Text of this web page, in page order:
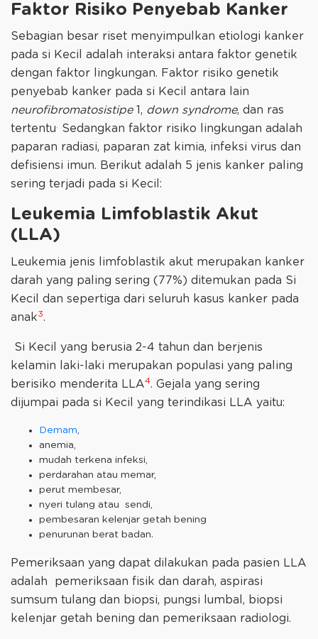
Faktor Risiko Penyebab Kanker
Sebagian besar riset menyimpulkan etiologi kanker
pada si Kecil adalah interaksi antara faktor genetik
dengan faktor lingkungan. Faktor risiko genetik
penyebab kanker pada si Kecil antara lain
neurofibromatosistipe1, down syndrome, dan ras
tertentu
Sedangkan faktor risiko lingkungan adalah
paparan radiasi, paparan zat kimia, infeksi virus dan
defisiensi imun. Berikut adalah 5 jenis kanker paling
sering terjadi pada si Kecil:
Leukemia Limfoblastik Akut
(LLA)
Leukemia jenis limfoblastik akut merupakan kanker
darah yang paling sering (77%) ditemukan pada Si
Kecil dan sepertiga dari seluruh kasus kanker pada
anak3.
Si Kecil yang berusia 2-4 tahun dan berjenis
kelamin laki-laki merupakan populasi yang paling
berisiko menderita LLA4. Gejala yang sering
dijumpai pada si Kecil yang terindikasi LLA yaitu:
Demam,
anemia,
mudah terkena infeksi,
perdarahan atau memar,
perut membesar,
nyeri tulang atau sendi,
pembesaran kelenjar getah bening
penurunan berat badan.
Pemeriksaan yang dapat dilakukan pada pasien LLA
adalah pemeriksaan fisik dan darah, aspirasi
sumsum tulang dan biopsi, pungsi lumbal, biopsi
kelenjar getah bening dan pemeriksaan radiologi.